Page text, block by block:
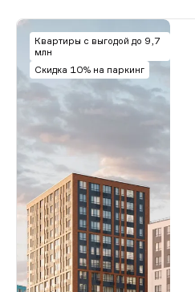
Квартиры с выгодой до 9,7
млн
Скидка 10% на паркинг